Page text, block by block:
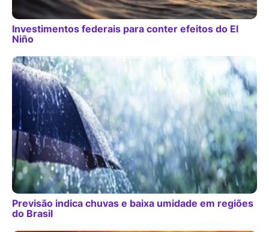
Investimentos federais para conter efeitos do El
Niño
Previsão indica chuvas e baixa umidade em regiões
do Brasil